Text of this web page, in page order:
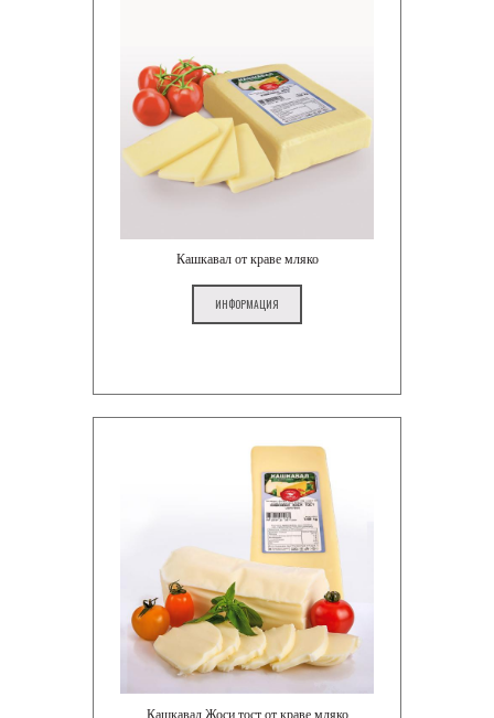
Кашкавал от краве мляко
ИНФОРМАЦИЯ
Кашкавал Жоси тост от краве мляко